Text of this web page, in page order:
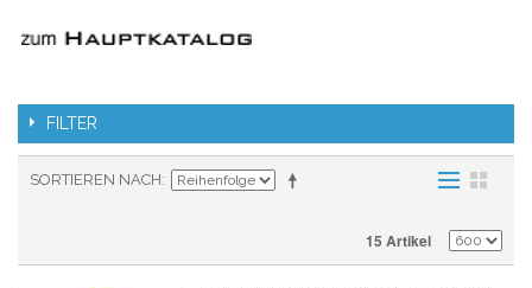
FILTER
SORTIEREN NACH
15 Artikel